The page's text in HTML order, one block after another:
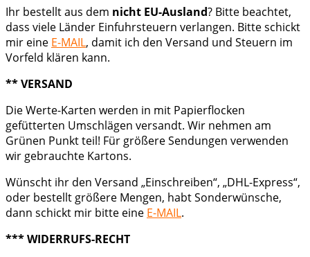
Ihr bestellt aus dem nicht EU-Ausland? Bitte beachtet,
dass viele Länder Einfuhrsteuern verlangen. Bitte schickt
mir eine E-MAIL, damit ich den Versand und Steuern im
Vorfeld klären kann.
** VERSAND
Die Werte-Karten werden in mit Papierflocken
gefütterten Umschlägen versandt. Wir nehmen am
Grünen Punkt teil! Für größere Sendungen verwenden
wir gebrauchte Kartons.
Wünscht ihr den Versand „Einschreiben“, „DHL-Express“,
oder bestellt größere Mengen, habt Sonderwünsche,
dann schickt mir bitte eine E-MAIL.
*** WIDERRUFS-RECHT